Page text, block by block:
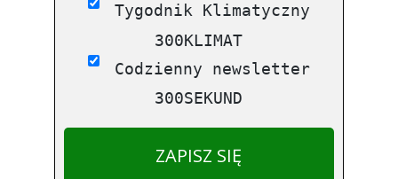
Tygodnik Klimatyczny
300KLIMAT
Codzienny newsletter
300SEKUND